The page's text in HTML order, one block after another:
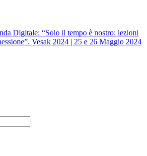
Digitale: “Solo il tempo è nostro: lezioni
Vesak 2024 | 25 e 26 Maggio 2024